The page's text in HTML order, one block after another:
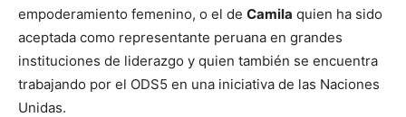
empoderamiento femenino, o el de Camila quien ha sido
aceptada como representante peruana en grandes
instituciones de liderazgo y quien también se encuentra
trabajando por el ODS5 en una iniciativa de las Naciones
Unidas.